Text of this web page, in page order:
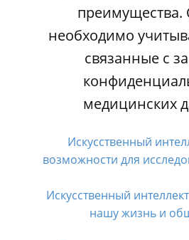
преимущества.
необходимо
связанные с
медицинских
Искусственный
возможности для
Искусственный
нашу жизнь и